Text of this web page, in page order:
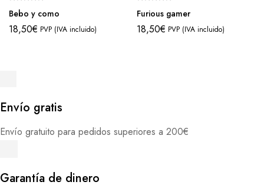
Bebo y como
18,50€ PVP (IVA incluido)
Furious gamer
18,50€ PVP (IVA incluido)
Envío gratis
Envío gratuito para pedidos superiores a 200€
Garantía de dinero